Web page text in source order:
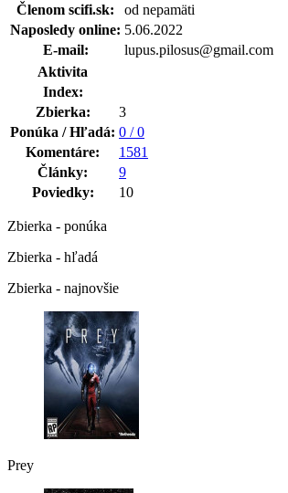
Členom scifi.sk:
od nepamäti
Naposledy online: 5.06.2022
E-mail:
lupus.pilosus@gmail.com
Aktivita
Index:
Zbierka:
3
Ponúka / Hľadá: 0 / 0
Komentáre:
1581
Články:
9
Poviedky:
10
Zbierka - ponúka
Zbierka - hľadá
Zbierka - najnovšie
Prey